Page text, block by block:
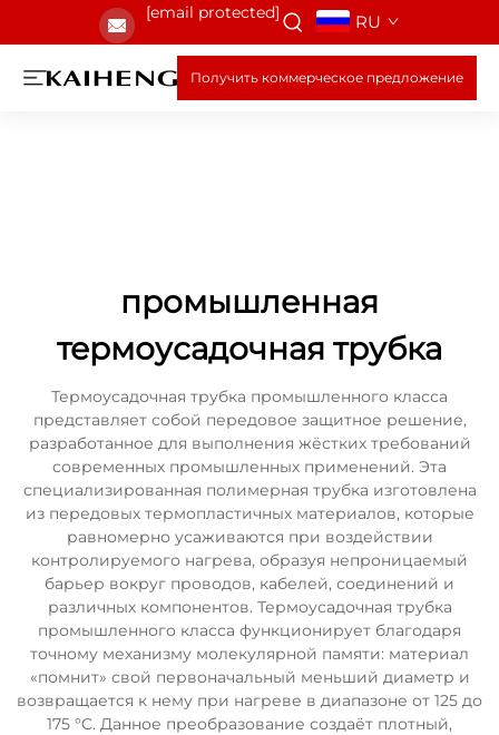
[email protected] RU
Получить коммерческое предложение
промышленная
термоусадочная трубка
Термоусадочная трубка промышленного класса
представляет собой передовое защитное решение,
разработанное для выполнения жёстких требований
современных промышленных применений. Эта
специализированная полимерная трубка изготовлена
из передовых термопластичных материалов, которые
равномерно усаживаются при воздействии
контролируемого нагрева, образуя непроницаемый
барьер вокруг проводов, кабелей, соединений и
различных компонентов. Термоусадочная трубка
промышленного класса функционирует благодаря
точному механизму молекулярной памяти: материал
«помнит» свой первоначальный меньший диаметр и
возвращается к нему при нагреве в диапазоне от 125 до
175 °C. Данное преобразование создаёт плотный,